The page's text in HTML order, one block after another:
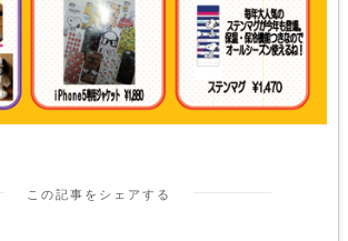
この記事をシェアする